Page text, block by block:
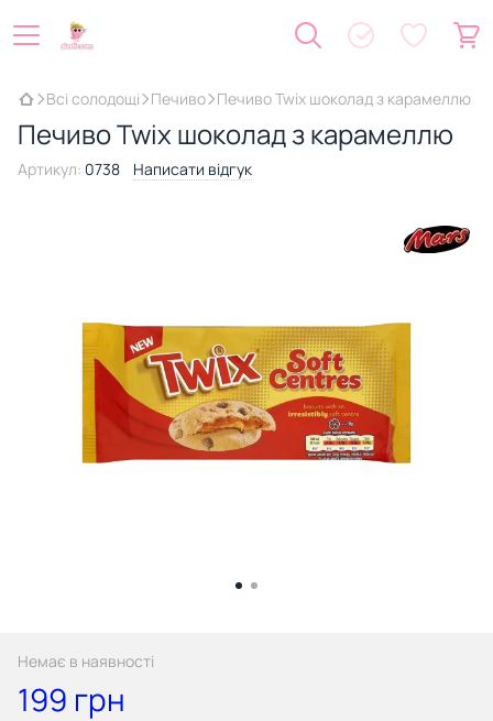
Всі солодощі Печиво Печиво Twix шоколад з карамеллю
Печиво Twix шоколад з карамеллю
Артикул: 0738 Написати відгук
Немає в наявності
199 грн